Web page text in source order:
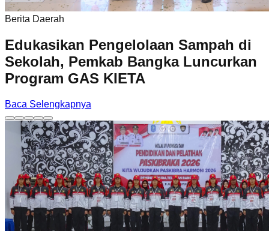
Berita Daerah
Edukasikan Pengelolaan Sampah di
Sekolah, Pemkab Bangka Luncurkan
Program GAS KIETA
Baca Selengkapnya